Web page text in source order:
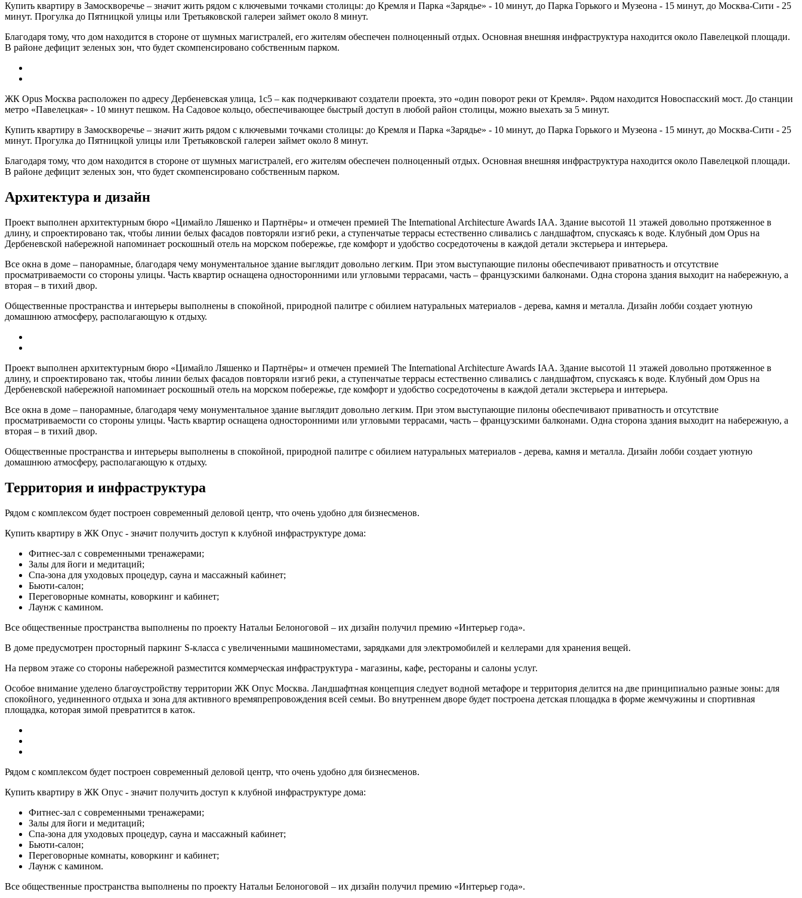
Купить квартиру в Замоскворечье – значит жить рядом с ключевыми точками столицы: до Кремля и Парка «Зарядье» - 10 минут, до Парка Горького и Музеона - 15 минут, до Москва-Сити - 25
минут. Прогулка до Пятницкой улицы или Третьяковской галереи займет около 8 минут.
Благодаря тому, что дом находится в стороне от шумных магистралей, его жителям обеспечен полноценный отдых. Основная внешняя инфраструктура находится около Павелецкой площади.
В районе дефицит зеленых зон, что будет скомпенсировано собственным парком.
ЖК Opus Москва расположен по адресу Дербеневская улица, 1с5 – как подчеркивают создатели проекта, это «один поворот реки от Кремля». Рядом находится Новоспасский мост. До станции
метро «Павелецкая» - 10 минут пешком. На Садовое кольцо, обеспечивающее быстрый доступ в любой район столицы, можно выехать за 5 минут.
Купить квартиру в Замоскворечье – значит жить рядом с ключевыми точками столицы: до Кремля и Парка «Зарядье» - 10 минут, до Парка Горького и Музеона - 15 минут, до Москва-Сити - 25
минут. Прогулка до Пятницкой улицы или Третьяковской галереи займет около 8 минут.
Благодаря тому, что дом находится в стороне от шумных магистралей, его жителям обеспечен полноценный отдых. Основная внешняя инфраструктура находится около Павелецкой площади.
В районе дефицит зеленых зон, что будет скомпенсировано собственным парком.
Архитектура и дизайн
Проект выполнен архитектурным бюро «Цимайло Ляшенко и Партнёры» и отмечен премией The International Architecture Awards IAA. Здание высотой 11 этажей довольно протяженное в
длину, и спроектировано так, чтобы линии белых фасадов повторяли изгиб реки, а ступенчатые террасы естественно сливались с ландшафтом, спускаясь к воде. Клубный дом Opus на
Дербеневской набережной напоминает роскошный отель на морском побережье, где комфорт и удобство сосредоточены в каждой детали экстерьера и интерьера.
Все окна в доме – панорамные, благодаря чему монументальное здание выглядит довольно легким. При этом выступающие пилоны обеспечивают приватность и отсутствие
просматриваемости со стороны улицы. Часть квартир оснащена односторонними или угловыми террасами, часть – французскими балконами. Одна сторона здания выходит на набережную, а
вторая – в тихий двор.
Общественные пространства и интерьеры выполнены в спокойной, природной палитре с обилием натуральных материалов - дерева, камня и металла. Дизайн лобби создает уютную
домашнюю атмосферу, располагающую к отдыху.
Проект выполнен архитектурным бюро «Цимайло Ляшенко и Партнёры» и отмечен премией The International Architecture Awards IAA. Здание высотой 11 этажей довольно протяженное в
длину, и спроектировано так, чтобы линии белых фасадов повторяли изгиб реки, а ступенчатые террасы естественно сливались с ландшафтом, спускаясь к воде. Клубный дом Opus на
Дербеневской набережной напоминает роскошный отель на морском побережье, где комфорт и удобство сосредоточены в каждой детали экстерьера и интерьера.
Все окна в доме – панорамные, благодаря чему монументальное здание выглядит довольно легким. При этом выступающие пилоны обеспечивают приватность и отсутствие
просматриваемости со стороны улицы. Часть квартир оснащена односторонними или угловыми террасами, часть – французскими балконами. Одна сторона здания выходит на набережную, а
вторая – в тихий двор.
Общественные пространства и интерьеры выполнены в спокойной, природной палитре с обилием натуральных материалов - дерева, камня и металла. Дизайн лобби создает уютную
домашнюю атмосферу, располагающую к отдыху.
Территория и инфраструктура
Рядом с комплексом будет построен современный деловой центр, что очень удобно для бизнесменов.
Купить квартиру в ЖК Опус - значит получить доступ к клубной инфраструктуре дома:
Фитнес-зал с современными тренажерами;
Залы для йоги и медитаций;
Спа-зона для уходовых процедур, сауна и массажный кабинет;
Бьюти-салон;
Переговорные комнаты, коворкинг и кабинет;
Лаунж с камином.
Все общественные пространства выполнены по проекту Натальи Белоноговой – их дизайн получил премию «Интерьер года».
В доме предусмотрен просторный паркинг S-класса с увеличенными машиноместами, зарядками для электромобилей и келлерами для хранения вещей.
На первом этаже со стороны набережной разместится коммерческая инфраструктура - магазины, кафе, рестораны и салоны услуг.
Особое внимание уделено благоустройству территории ЖК Опус Москва. Ландшафтная концепция следует водной метафоре и территория делится на две принципиально разные зоны: для
спокойного, уединенного отдыха и зона для активного времяпрепровождения всей семьи. Во внутреннем дворе будет построена детская площадка в форме жемчужины и спортивная
площадка, которая зимой превратится в каток.
Рядом с комплексом будет построен современный деловой центр, что очень удобно для бизнесменов.
Купить квартиру в ЖК Опус - значит получить доступ к клубной инфраструктуре дома:
Фитнес-зал с современными тренажерами;
Залы для йоги и медитаций;
Спа-зона для уходовых процедур, сауна и массажный кабинет;
Бьюти-салон;
Переговорные комнаты, коворкинг и кабинет;
Лаунж с камином.
Все общественные пространства выполнены по проекту Натальи Белоноговой – их дизайн получил премию «Интерьер года».